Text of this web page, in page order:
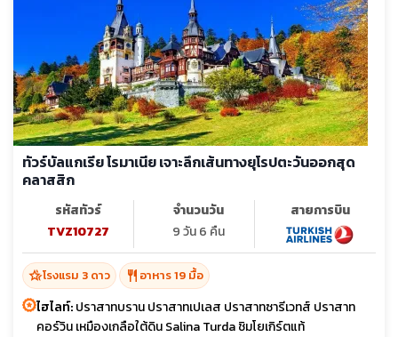
ทัวร์บัลแกเรีย โรมาเนีย เจาะลึกเส้นทางยุโรปตะวันออกสุด
คลาสสิก
รหัสทัวร์
TVZ10727
จำนวนวัน
9 วัน 6 คืน
สายการบิน
hotel_classโรงแรม 3 ดาว restaurant อาหาร 19 มื้อ
ไฮไลท์:ปราสาทบราน ปราสาทเปเลส ปราสาทซารีเวทส์ ปราสาท
คอร์วิน เหมืองเกลือใต้ดิน Salina Turda ชิมโยเกิร์ตแท้